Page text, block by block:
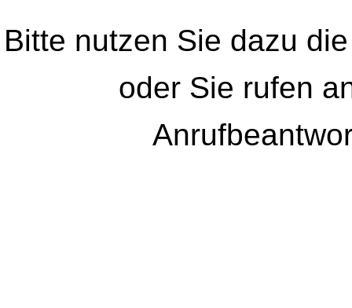
Bitte nutzen Sie dazu
oder Sie rufen